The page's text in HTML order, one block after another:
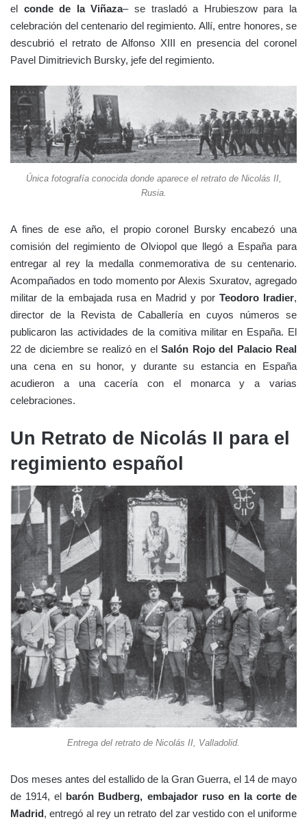
el conde de la Viñaza– se trasladó a Hrubieszow para la
celebración del centenario del regimiento. Allí, entre honores, se
descubrió el retrato de Alfonso XIII en presencia del coronel
Pavel Dimitrievich Bursky, jefe del regimiento.
Única fotografía conocida donde aparece el retrato de Nicolás II,
Rusia.
A fines de ese año, el propio coronel Bursky encabezó una
comisión del regimiento de Olviopol que llegó a España para
entregar al rey la medalla conmemorativa de su centenario.
Acompañados en todo momento por Alexis Sxuratov, agregado
militar de la embajada rusa en Madrid y por Teodoro Iradier,
director de la Revista de Caballería en cuyos números se
publicaron las actividades de la comitiva militar en España. El
22 de diciembre se realizó en elSalón Rojo del Palacio Real
una cena en su honor, y durante su estancia en España
acudieron a una cacería con el monarca y a varias
celebraciones.
Un Retrato de Nicolás II para el
regimiento español
Entrega del retrato de Nicolás II, Valladolid.
Dos meses antes del estallido de la Gran Guerra, el 14 de mayo
de 1914, el barón Budberg, embajador ruso en la corte de
Madrid, entregó al rey un retrato del zar vestido con el uniforme